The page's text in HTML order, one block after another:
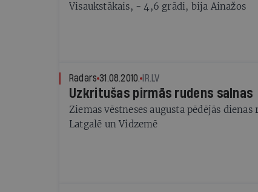
Visaukstākais, - 4,6 grādi, bija Ainažos
Radars 31.08.2010. IR.LV
Uzkritušas pirmās rudens salnas
Ziemas vēstneses augusta pēdējās
Latgalē un Vidzemē